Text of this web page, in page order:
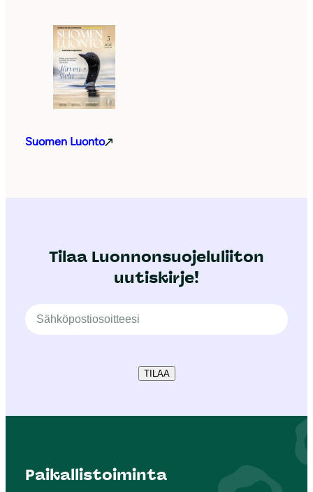
Suomen Luonto
Tilaa Luonnonsuojeluliiton
uutiskirje!
TILAA
Paikallistoiminta